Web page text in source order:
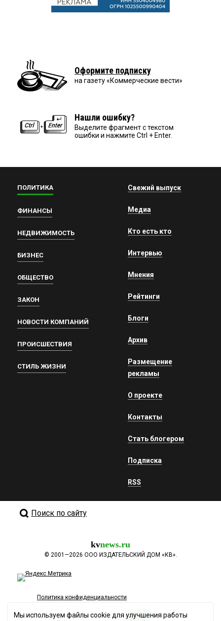
Оформите подписку
на газету «Коммерческие вести»
Нашли ошибку?
Выделите фрагмент с текстом
ошибки и нажмите Ctrl + Enter.
ПОЛИТИКА
ФИНАНСЫ
НЕДВИЖИМОСТЬ
БИЗНЕС
ОБЩЕСТВО
ЗАКОН
НОВОСТИ КОМПАНИЙ
ПРОИСШЕСТВИЯ
СТИЛЬ ЖИЗНИ
Свежий выпуск
Медиа
Кто есть кто
Интервью
Мнения
Рейтинги
Блоги
Архив
Размещение
рекламы
О проекте
Контакты
Стать блогером
Подписка
RSS
Поиск по сайту
kvnews.ru
© 2001—2026 ООО ИЗДАТЕЛЬСКИЙ ДОМ «КВ».
Политика конфиденциальности
Мы используем файлы cookie для улучшения работы